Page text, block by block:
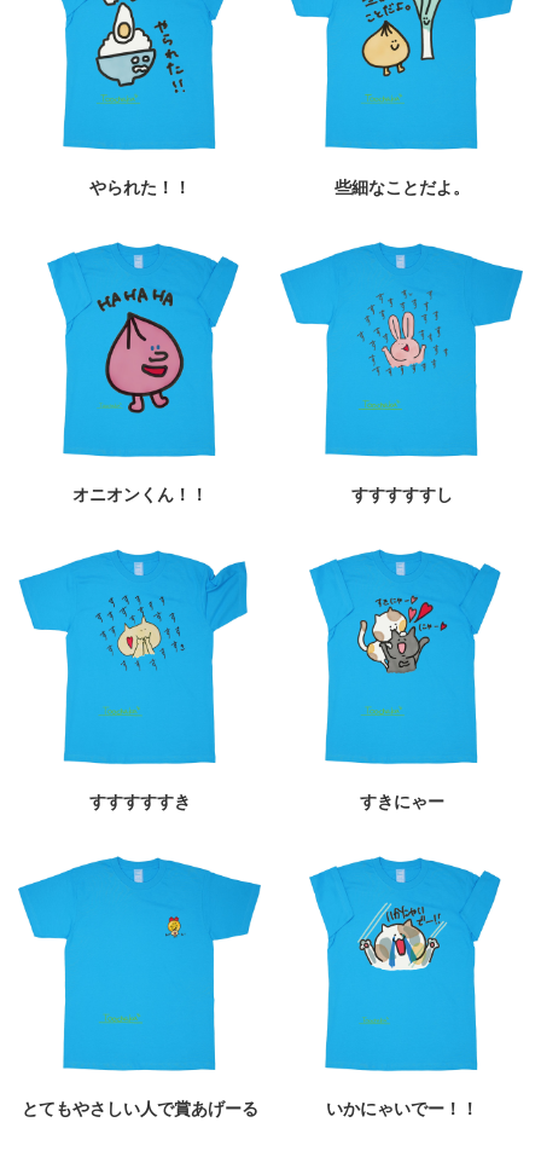
やられた！！ 些細なことだよ。
オニオンくん！！ すすすすすし
すすすすすき すきにゃー
とてもやさしい人で賞あげーる いかにゃいでー！！